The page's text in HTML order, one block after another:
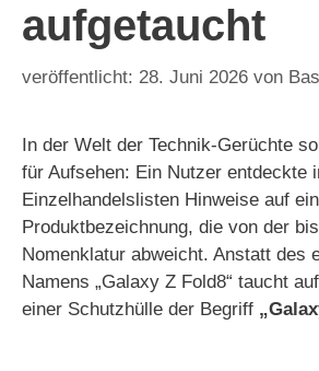
aufgetaucht
28. Juni 2026 von
In der Welt der Technik-Gerüchte
für Aufsehen: Ein Nutzer entdeckte
Einzelhandelslisten Hinweise auf
Produktbezeichnung, die von der
Nomenklatur abweicht. Anstatt des
Namens „Galaxy Z Fold8“ taucht
einer Schutzhülle der Begriff